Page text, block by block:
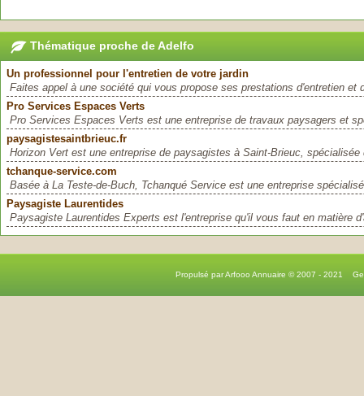
Thématique proche de Adelfo
Un professionnel pour l'entretien de votre jardin
Faites appel à une société qui vous propose ses prestations d'entretien et
Pro Services Espaces Verts
Pro Services Espaces Verts est une entreprise de travaux paysagers et
paysagistesaintbrieuc.fr
Horizon Vert est une entreprise de paysagistes à Saint-Brieuc,
tchanque-service.com
Basée à La Teste-de-Buch, Tchanqué Service est une entreprise
Paysagiste Laurentides
Paysagiste Laurentides Experts est l'entreprise qu'il vous faut en matière
Propulsé par Arfooo Annuaire © 2007 - 2021